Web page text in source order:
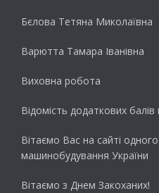
Бєлова Тетяна Миколаївна
Варютта Тамара Іванівна
Виховна робота
Відомість додаткових балів
Вітаємо Вас на сайті
машинобудування України
Вітаємо з Днем Закоханих!